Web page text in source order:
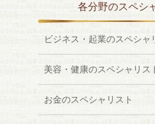
各分野のスペシ
ビジネス・起業のスペシャ
美容・健康のスペシャリス
お金のスペシャリスト